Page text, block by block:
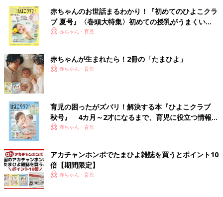
赤ちゃんのお世話まるわかり！『初めてのひよこクラ
ブ 夏号』〈巻頭大特集〉初めての授乳がうまくい
く！ おっぱい・ミルクの基本と夏のトラブル 解決テ
赤ちゃん・育児
赤ちゃんが生まれたら！2冊の「たまひよ」
赤ちゃん・育児
育児の困ったがズバリ！解決する本『ひよこクラブ
秋号』 4カ月～2才になるまで、育児に役立つ情報が
いっぱい！
赤ちゃん・育児
アカチャンホンポでたまひよ雑誌を買うとポイント10
倍【期間限定】
赤ちゃん・育児